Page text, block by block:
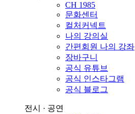
CH 1985
문화센터
컬처커넥트
나의 강의실
간편회원 나의 강좌
장바구니
공식 유튜브
공식 인스타그램
공식 블로그
전시 · 공연